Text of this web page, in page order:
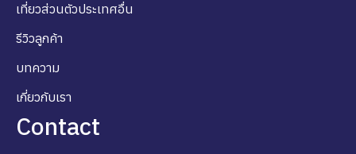
เที่ยวส่วนตัวประเทศอื่น
รีวิวลูกค้า
บทความ
เกี่ยวกับเรา
Contact